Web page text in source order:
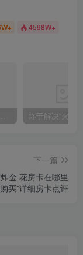
4598W+
秒懂教程“牛牛房卡在哪里买”详细房卡怎么购买教程推荐一款
下一篇
金 花房卡在哪里
购买”详细房卡点评